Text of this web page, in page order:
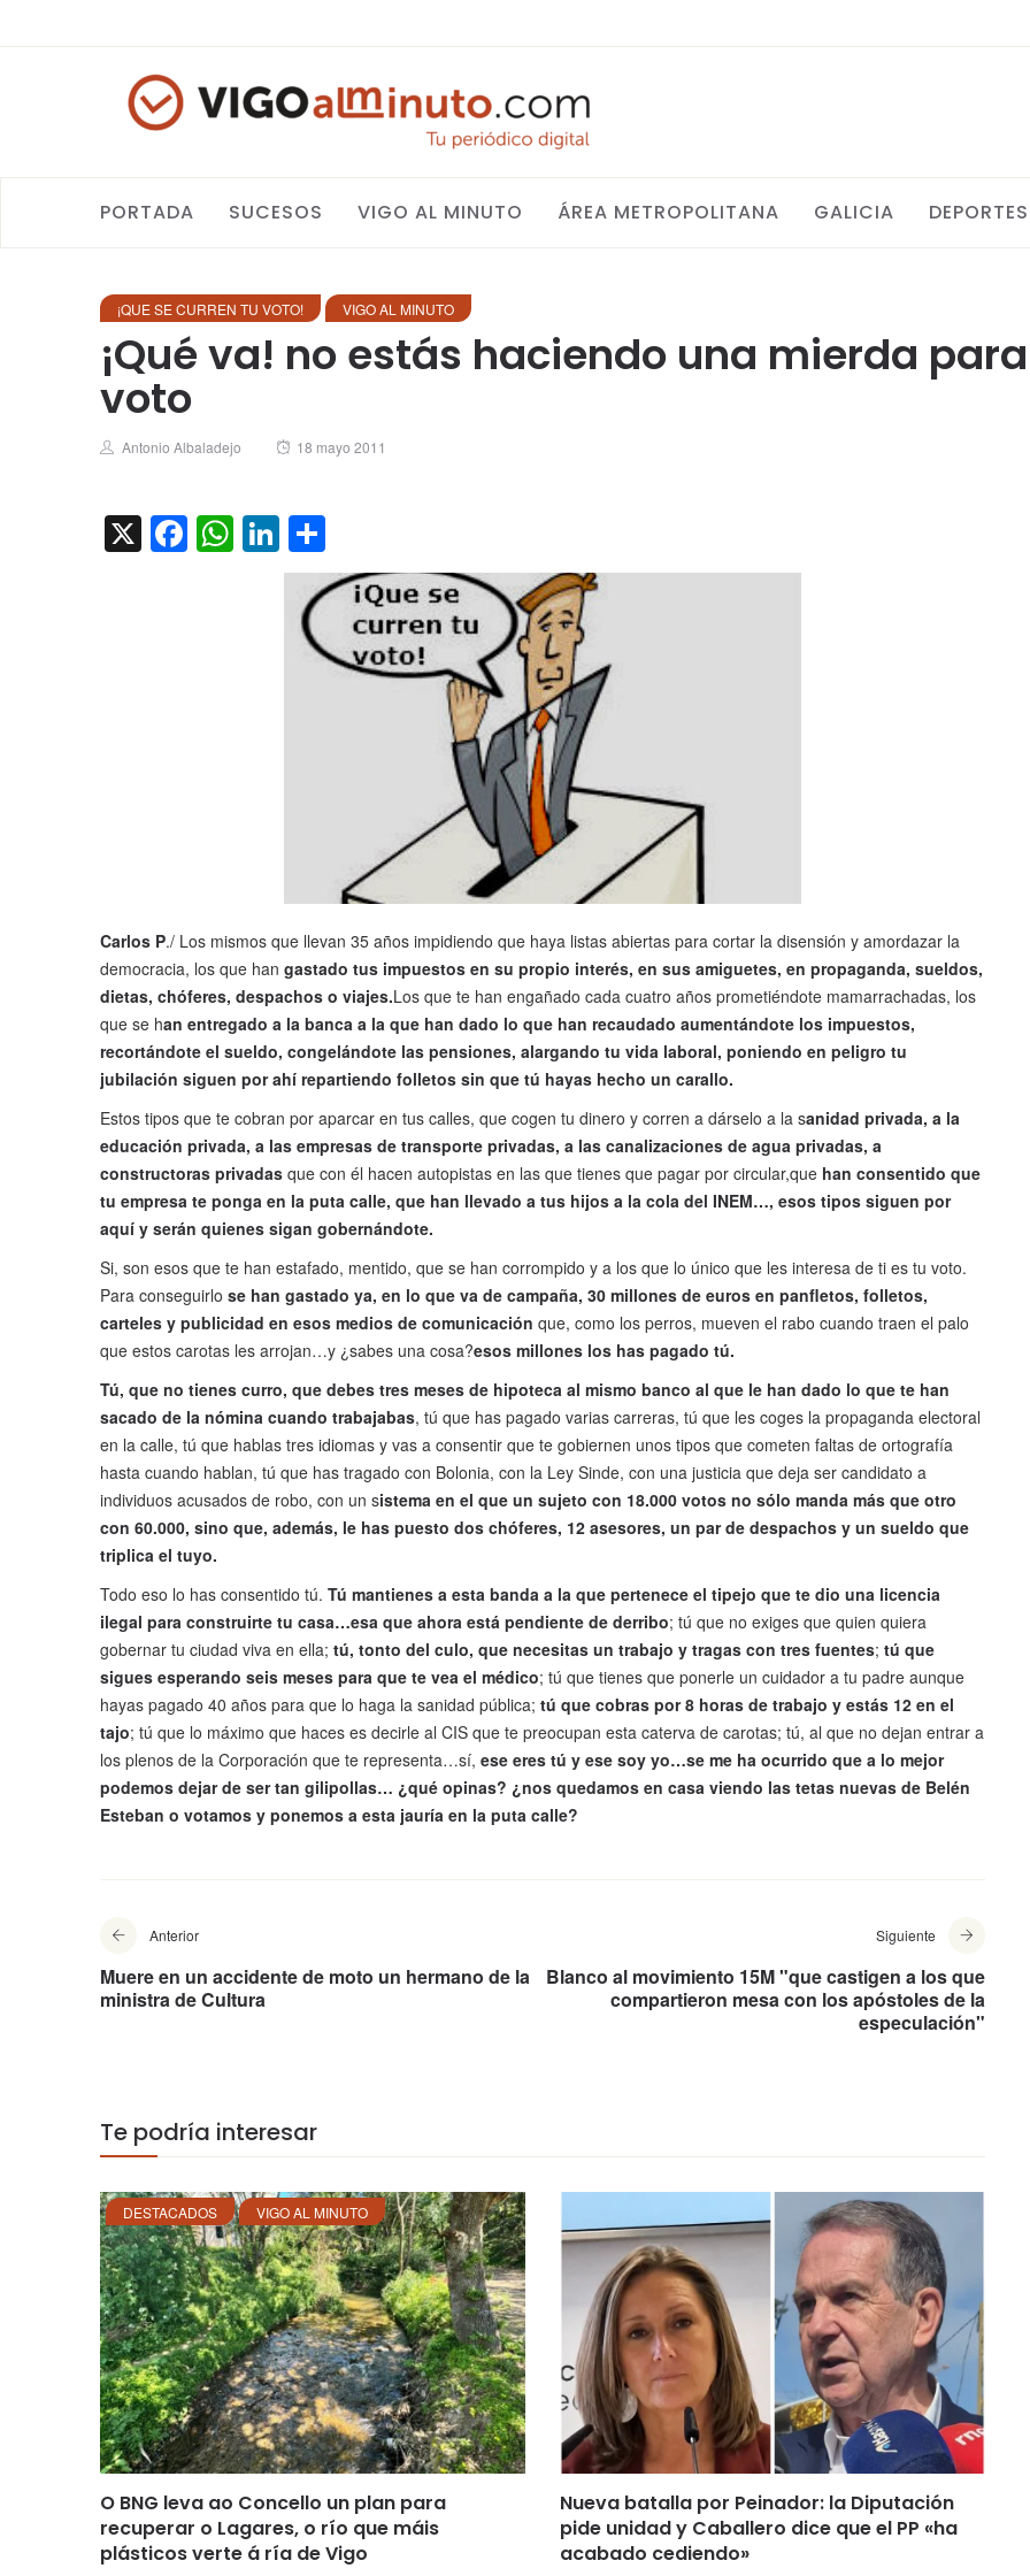
PORTADA SUCESOS VIGO AL MINUTO ÁREA METROPOLITANA GALICIA DEPORTES
¡QUE SE CURREN TU VOTO! VIGO AL MINUTO
¡Qué va! no estás haciendo una mierda
voto
Author
Antonio Albaladejo
Posted
18 mayo 2011
X Facebook
WhatsApp
LinkedIn
Carlos P./ Los mismos que llevan 35 años impidiendo que haya listas abiertas para cortar la disensión y amordazar la
democracia, los que han gastado tus impuestos en su propio interés, en sus amiguetes, en propaganda, sueldos,
dietas, chóferes, despachos o viajes.Los que te han engañado cada cuatro años prometiéndote mamarrachadas, los
que se han entregado a la banca a la que han dado lo que han recaudado aumentándote los impuestos,
recortándote el sueldo, congelándote las pensiones, alargando tu vida laboral, poniendo en peligro tu
jubilación siguen por ahí repartiendo folletos sin que tú hayas hecho un carallo.
Estos tipos que te cobran por aparcar en tus calles, que cogen tu dinero y corren a dárselo a la sanidad privada, a la
educación privada, a las empresas de transporte privadas, a las canalizaciones de agua privadas, a
constructoras privadas que con él hacen autopistas en las que tienes que pagar por circular,que han consentido que
tu empresa te ponga en la puta calle, que han llevado a tus hijos a la cola del INEM…, esos tipos siguen por
aquí y serán quienes sigan gobernándote.
Si, son esos que te han estafado, mentido, que se han corrompido y a los que lo único que les interesa de ti es tu voto.
Para conseguirlo se han gastado ya, en lo que va de campaña, 30 millones de euros en panfletos, folletos,
carteles y publicidad en esos medios de comunicación que, como los perros, mueven el rabo cuando traen el palo
que estos carotas les arrojan…y ¿sabes una cosa?esos millones los has pagado tú.
Tú, que no tienes curro, que debes tres meses de hipoteca al mismo banco al que le han dado lo que te han
sacado de la nómina cuando trabajabas, tú que has pagado varias carreras, tú que les coges la propaganda electoral
en la calle, tú que hablas tres idiomas y vas a consentir que te gobiernen unos tipos que cometen faltas de ortografía
hasta cuando hablan, tú que has tragado con Bolonia, con la Ley Sinde, con una justicia que deja ser candidato a
individuos acusados de robo, con un sistema en el que un sujeto con 18.000 votos no sólo manda más que otro
con 60.000, sino que, además, le has puesto dos chóferes, 12 asesores, un par de despachos y un sueldo que
triplica el tuyo.
Todo eso lo has consentido tú. Tú mantienes a esta banda a la que pertenece el tipejo que te dio una licencia
ilegal para construirte tu casa…esa que ahora está pendiente de derribo; tú que no exiges que quien quiera
gobernar tu ciudad viva en ella; tú, tonto del culo, que necesitas un trabajo y tragas con tres fuentes; tú que
sigues esperando seis meses para que te vea el médico; tú que tienes que ponerle un cuidador a tu padre aunque
hayas pagado 40 años para que lo haga la sanidad pública; tú que cobras por 8 horas de trabajo y estás 12 en el
tajo; tú que lo máximo que haces es decirle al CIS que te preocupan esta caterva de carotas; tú, al que no dejan entrar a
los plenos de la Corporación que te representa…sí, ese eres tú y ese soy yo…se me ha ocurrido que a lo mejor
podemos dejar de ser tan gilipollas… ¿qué opinas? ¿nos quedamos en casa viendo las tetas nuevas de Belén
Esteban o votamos y ponemos a esta jauría en la puta calle?
Anterior
Muere en un accidente de moto un hermano de la
ministra de Cultura
Siguiente
Blanco al movimiento 15M "que castigen a los que
compartieron mesa con los apóstoles de la
especulación"
Te podría interesar
DESTACADOS VIGO AL MINUTO
O BNG leva ao Concello un plan para
recuperar o Lagares, o río que máis
plásticos verte á ría de Vigo
Nueva batalla por Peinador: la Diputación
pide unidad y Caballero dice que el PP «ha
acabado cediendo»